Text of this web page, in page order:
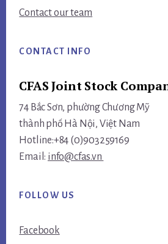
Contact our team
CONTACT INFO
CFAS Joint Stock
74 Bắc Sơn, phường Chương Mỹ
thành phố Hà Nội, Việt Nam
Hotline:+84 (0)903259169
Email: info@cfas.vn
FOLLOW US
Facebook